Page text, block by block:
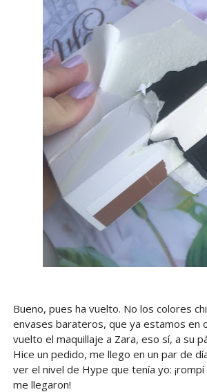
Bueno, pues ha vuelto. No los colores
envases barateros, que ya estamos en
vuelto el maquillaje a Zara, eso sí, a su
Hice un pedido, me llego en un par de
ver el nivel de Hype que tenía yo:
me llegaron!